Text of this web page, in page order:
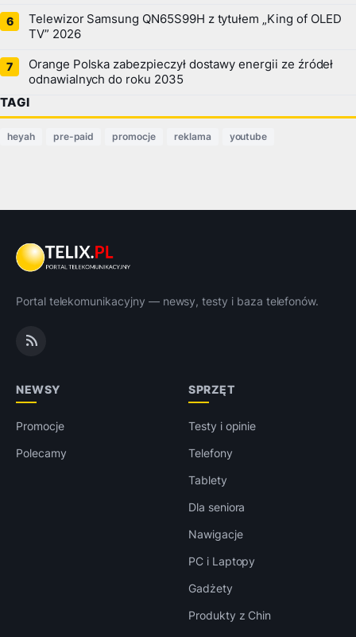
Telewizor Samsung QN65S99H z tytułem „King of OLED
TV” 2026
Orange Polska zabezpieczył dostawy energii ze źródeł
odnawialnych do roku 2035
TAGI
heyah pre-paid promocje reklama youtube
Portal telekomunikacyjny — newsy, testy i baza telefonów.
NEWSY
Promocje
Polecamy
SPRZĘT
Testy i opinie
Telefony
Tablety
Dla seniora
Nawigacje
PC i Laptopy
Gadżety
Produkty z Chin